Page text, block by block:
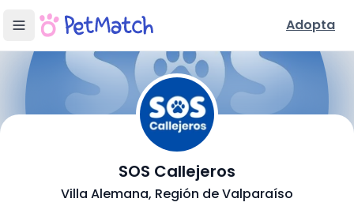
Adopta
SOS Callejeros
Conoce Nuestra Fundación
Villa Alemana, Región de Valparaíso